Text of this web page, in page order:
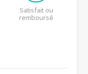
Satisfait ou
remboursé